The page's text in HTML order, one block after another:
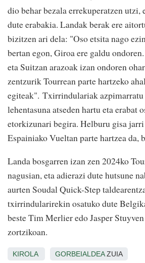
dio behar bezala errekuperatzen utzi,
dute erabakia. Landak berak ere
bizitzen ari dela: "Oso etsita nago
bertan egon, Giroa ere galdu
eta Suitzan arazoak izan ondoren
zentzurik Tourrean parte hartzeko
egiteak". Txirrindulariak
lehentasuna atseden hartu eta erabat
etorkizunari begira. Helburu gisa
Espainiako Vueltan parte hartzea da,
Landa bosgarren izan zen 2024ko
nagusian, eta adierazi dute hutsune
aurten Soudal Quick-Step
txirrindularirekin osatuko dute
beste Tim Merlier edo Jasper
zortzikoan.
KIROLA GORBEIALDEAZUIA